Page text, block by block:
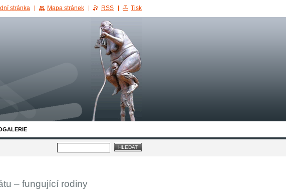
– fungující rodiny
stránka Mapa stránek RSS Tisk